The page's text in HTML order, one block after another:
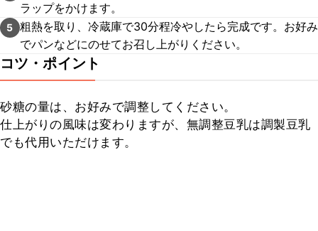
ラップをかけます。
5 粗熱を取り、冷蔵庫で30分程冷やしたら完成です。お好み
でパンなどにのせてお召し上がりください。
コツ・ポイント
砂糖の量は、お好みで調整してください。
仕上がりの風味は変わりますが、無調整豆乳は調製豆乳
でも代用いただけます。